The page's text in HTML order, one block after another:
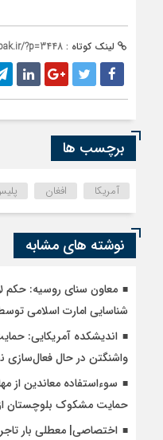
لینک کوتاه : ?p=3448
برچسب ها
آمریکا افغان
نوشته های مشابه
معاون سنای روسیه: حکم
شناسایی امارت اسلامی
اندیشکده آمریکایی:
واشنگتن در حال فعال‌سازی
سوءاستفاده معاندین از
حمایت مشکوک بلوچستان از
اختصاصی| معطلی بار